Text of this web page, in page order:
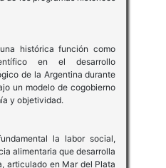
histórica función como
en el desarrollo
de la Argentina durante
un modelo de cogobierno
y objetividad.
la labor social,
alimentaria que desarrolla
articulado en Mar del Plata